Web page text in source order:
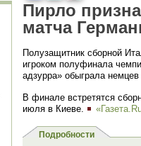
Пирло
матча
Полузащитник сборной
игроком полуфинала
адзурра» обыграла немцев
В финале встретятся
июля в Киеве.
Подробности